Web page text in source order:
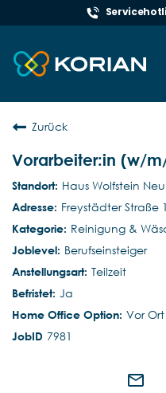
Zurück
Vorarbeiter:in (w/
Haus Wolfstein
Freystädter Straße
Reinigung &
Berufseinsteiger
Teilzeit
Ja
Vor Ort
7981
mail_outline